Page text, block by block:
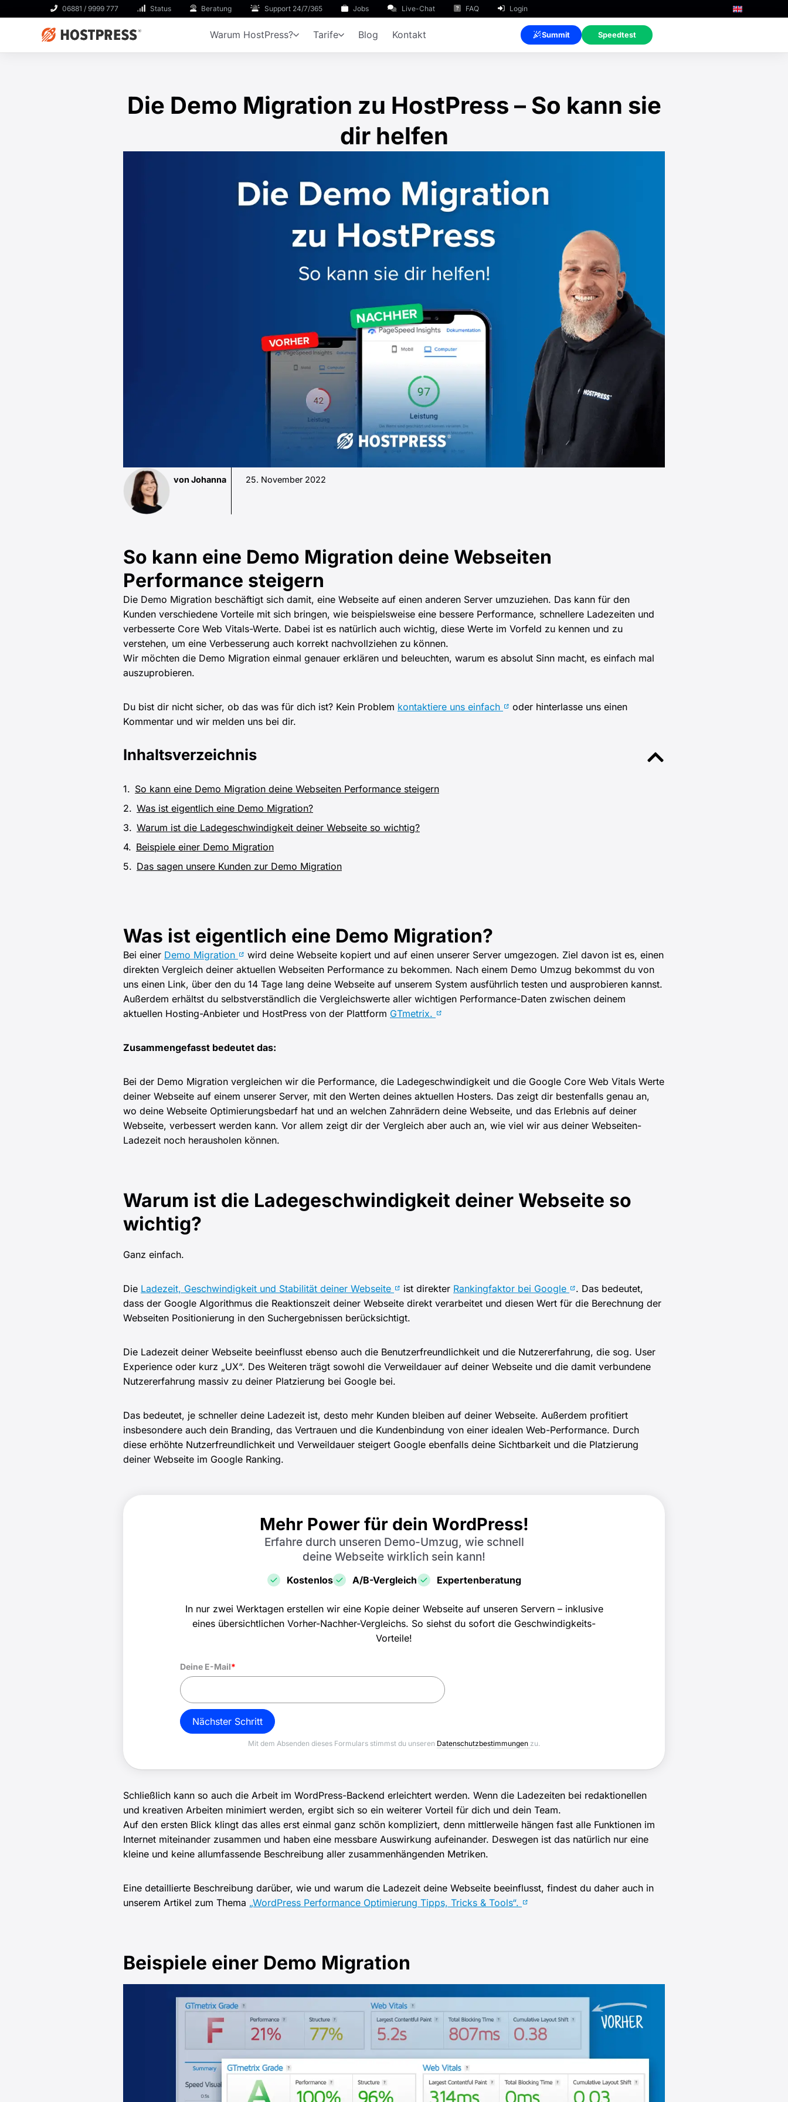
06881 / 9999 777 Status Beratung Support 24/7/365 Jobs Live-Chat FAQ Login
Warum HostPress? Tarife Blog Kontakt Summit Speedtest
Die Demo Migration zu HostPress – So kann sie
dir helfen
von Johanna 25. November 2022
So kann eine Demo Migration deine Webseiten
Performance steigern
Die Demo Migration beschäftigt sich damit, eine Webseite auf einen anderen Server umzuziehen. Das kann für den
Kunden verschiedene Vorteile mit sich bringen, wie beispielsweise eine bessere Performance, schnellere Ladezeiten und
verbesserte Core Web Vitals-Werte. Dabei ist es natürlich auch wichtig, diese Werte im Vorfeld zu kennen und zu
verstehen, um eine Verbesserung auch korrekt nachvollziehen zu können.
Wir möchten die Demo Migration einmal genauer erklären und beleuchten, warum es absolut Sinn macht, es einfach mal
auszuprobieren.
Du bist dir nicht sicher, ob das was für dich ist? Kein Problem kontaktiere uns einfach
oder hinterlasse uns einen
Kommentar und wir melden uns bei dir.
Inhaltsverzeichnis
So kann eine Demo Migration deine Webseiten Performance steigern
Was ist eigentlich eine Demo Migration?
Warum ist die Ladegeschwindigkeit deiner Webseite so wichtig?
Beispiele einer Demo Migration
Das sagen unsere Kunden zur Demo Migration
Was ist eigentlich eine Demo Migration?
Bei einer Demo Migration
wird deine Webseite kopiert und auf einen unserer Server umgezogen. Ziel davon ist es, einen
direkten Vergleich deiner aktuellen Webseiten Performance zu bekommen. Nach einem Demo Umzug bekommst du von
uns einen Link, über den du 14 Tage lang deine Webseite auf unserem System ausführlich testen und ausprobieren kannst.
Außerdem erhältst du selbstverständlich die Vergleichswerte aller wichtigen Performance-Daten zwischen deinem
aktuellen Hosting-Anbieter und HostPress von der Plattform GTmetrix.
Zusammengefasst bedeutet das:
Bei der Demo Migration vergleichen wir die Performance, die Ladegeschwindigkeit und die Google Core Web Vitals Werte
deiner Webseite auf einem unserer Server, mit den Werten deines aktuellen Hosters. Das zeigt dir bestenfalls genau an,
wo deine Webseite Optimierungsbedarf hat und an welchen Zahnrädern deine Webseite, und das Erlebnis auf deiner
Webseite, verbessert werden kann. Vor allem zeigt dir der Vergleich aber auch an, wie viel wir aus deiner Webseiten-
Ladezeit noch herausholen können.
Warum ist die Ladegeschwindigkeit deiner Webseite so
wichtig?
Ganz einfach.
Die Ladezeit, Geschwindigkeit und Stabilität deiner Webseite ist direkter Rankingfaktor bei Google
. Das bedeutet,
dass der Google Algorithmus die Reaktionszeit deiner Webseite direkt verarbeitet und diesen Wert für die Berechnung der
Webseiten Positionierung in den Suchergebnissen berücksichtigt.
Die Ladezeit deiner Webseite beeinflusst ebenso auch die Benutzerfreundlichkeit und die Nutzererfahrung, die sog. User
Experience oder kurz „UX“. Des Weiteren trägt sowohl die Verweildauer auf deiner Webseite und die damit verbundene
Nutzererfahrung massiv zu deiner Platzierung bei Google bei.
Das bedeutet, je schneller deine Ladezeit ist, desto mehr Kunden bleiben auf deiner Webseite. Außerdem profitiert
insbesondere auch dein Branding, das Vertrauen und die Kundenbindung von einer idealen Web-Performance. Durch
diese erhöhte Nutzerfreundlichkeit und Verweildauer steigert Google ebenfalls deine Sichtbarkeit und die Platzierung
deiner Webseite im Google Ranking.
Mehr Power für dein WordPress!
Erfahre durch unseren Demo-Umzug, wie schnell
deine Webseite wirklich sein kann!
Kostenlos A/B-Vergleich Expertenberatung
In nur zwei Werktagen erstellen wir eine Kopie deiner Webseite auf unseren Servern – inklusive
eines übersichtlichen Vorher-Nachher-Vergleichs. So siehst du sofort die Geschwindigkeits-
Vorteile!
Deine E-Mail*
Nächster Schritt
Mit dem Absenden dieses Formulars stimmst du unseren Datenschutzbestimmungen zu.
Schließlich kann so auch die Arbeit im WordPress-Backend erleichtert werden. Wenn die Ladezeiten bei redaktionellen
und kreativen Arbeiten minimiert werden, ergibt sich so ein weiterer Vorteil für dich und dein Team.
Auf den ersten Blick klingt das alles erst einmal ganz schön kompliziert, denn mittlerweile hängen fast alle Funktionen im
Internet miteinander zusammen und haben eine messbare Auswirkung aufeinander. Deswegen ist das natürlich nur eine
kleine und keine allumfassende Beschreibung aller zusammenhängenden Metriken.
Eine detaillierte Beschreibung darüber, wie und warum die Ladezeit deine Webseite beeinflusst, findest du daher auch in
unserem Artikel zum Thema „WordPress Performance Optimierung Tipps, Tricks & Tools“.
Beispiele einer Demo Migration